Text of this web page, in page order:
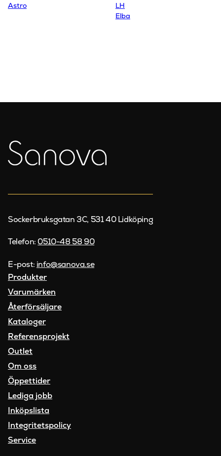
Astro
LH
Elba
Sockerbruksgatan 3C, 531 40 Lidköping
Telefon: 0510-48 58 90
E-post: info@sanova.se
Produkter
Varumärken
Återförsäljare
Kataloger
Referensprojekt
Outlet
Om oss
Öppettider
Lediga jobb
Inköpslista
Integritetspolicy
Service